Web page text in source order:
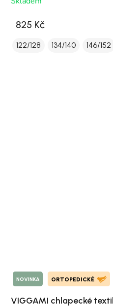
825 Kč
122/128 134/140 146/152
NOVINKA ORTOPEDICKÉ
VIGGAMI chlapecké